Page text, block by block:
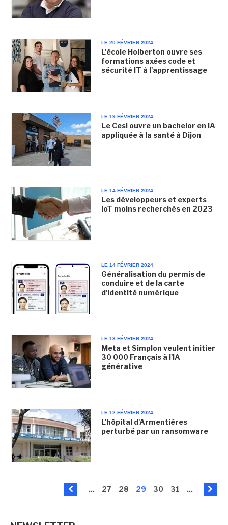
LE 20 FÉVRIER 2024
L'école Holberton ouvre ses
formations axées code et
sécurité IT à l'apprentissage
LE 19 FÉVRIER 2024
Le Cesi ouvre un bachelor en IA
appliquée à la santé à Dijon
LE 14 FÉVRIER 2024
Les développeurs et experts
IoT moins recherchés en 2023
LE 14 FÉVRIER 2024
Généralisation du permis de
conduire et de la carte
d'identité numérique
LE 13 FÉVRIER 2024
Meta et Simplon veulent initier
30 000 Français à l'IA
générative
LE 12 FÉVRIER 2024
L'hôpital d'Armentières
perturbé par un ransomware
... 27 28 29 30 31 ...